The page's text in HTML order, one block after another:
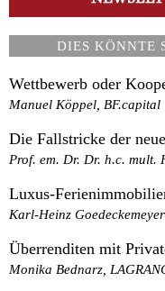
DIES KÖNNTE
Wettbewerb oder
Manuel Köppel, BF.capital
Die Fallstricke der
Prof. em. Dr. Dr. h.c. mult.
Luxus-
Karl-Heinz Goedeckemeyer
Überrenditen mit
Monika Bednarz,